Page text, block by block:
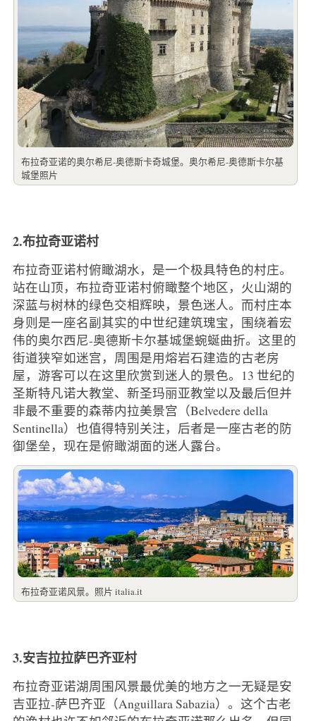
布拉奇亚诺的奥尔希尼-奥德斯卡奇城堡。奥尔希尼-奥德斯卡尔基
城堡照片
2.布拉奇亚诺村
布拉奇亚诺村俯瞰湖水，是一个极具特色的村庄。
站在山顶，布拉奇亚诺村俯瞰整个地区，火山湖的
深蓝与树林的绿色交相辉映，景色迷人。而村庄本
身则是一座名副其实的中世纪建筑瑰宝，围绕着宏
伟的奥尔西尼-奥德斯卡尔基城堡蜿蜒曲折。这里的
街道狭窄如迷宫，周围是用熔岩石建造的古老房
屋，游客可以在这里欣赏到迷人的景色。13 世纪的
圣斯特凡诺大教堂、新圣玛丽亚教堂以及最后但并
非最不重要的森蒂内拉美景宫（Belvedere della
Sentinella）也值得特别关注，后者是一座古老的防
御堡垒，现在是俯瞰湖面的迷人露台。
布拉奇亚诺风景。照片 italia.it
3.安吉拉拉萨巴齐亚村
布拉奇亚诺湖周围风景最优美的地方之一无疑是安
吉亚拉-萨巴齐亚（Anguillara Sabazia）。这个古老